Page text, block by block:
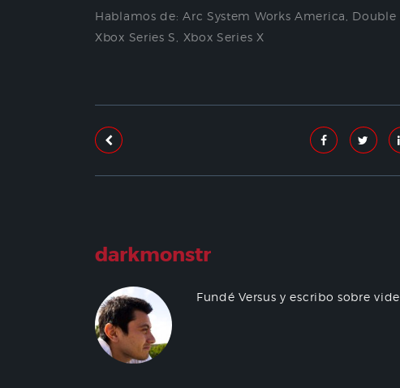
Hablamos de:Arc System Works America Double
Xbox Series S
Xbox Series X
darkmonstr
Fundé Versus y escribo sobre